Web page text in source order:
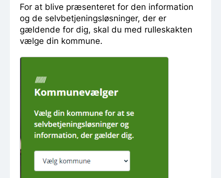
For at blive præsenteret for den information
og de selvbetjeningsløsninger, der er
gældende for dig, skal du med rulleskakten
vælge din kommune.